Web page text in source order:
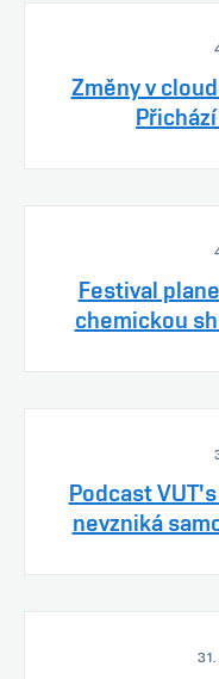
Změny v
Festival
chemickou
Podcast
nevzniká